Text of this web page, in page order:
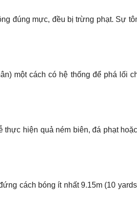
đúng mực, đều bị trừng phạt. Sự
một cách có hệ thống để phá lối
hiện quả ném biên, đá phạt
cách bóng ít nhất 9.15m (10